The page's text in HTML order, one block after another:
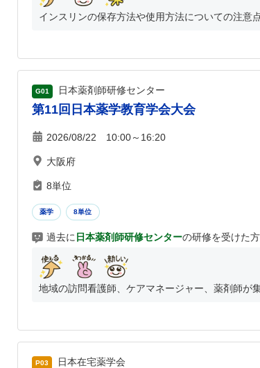
インスリンの保存方法や使用方法についての注意
G01 日本薬剤師研修センター
第11回日本薬学教育学会大会
2026/08/22 10:00～16:20
大阪府
8単位
薬学 8単位
過去に 日本薬剤師研修センターの研修を受けた
地域の訪問看護師、ケアマネージャー、薬剤師が
P03 日本在宅薬学会